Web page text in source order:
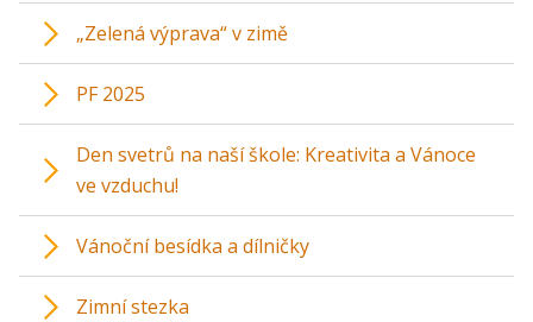
„Zelená výprava“ v zimě
PF 2025
Den svetrů na naší škole: Kreativita a Vánoce
ve vzduchu!
Vánoční besídka a dílničky
Zimní stezka